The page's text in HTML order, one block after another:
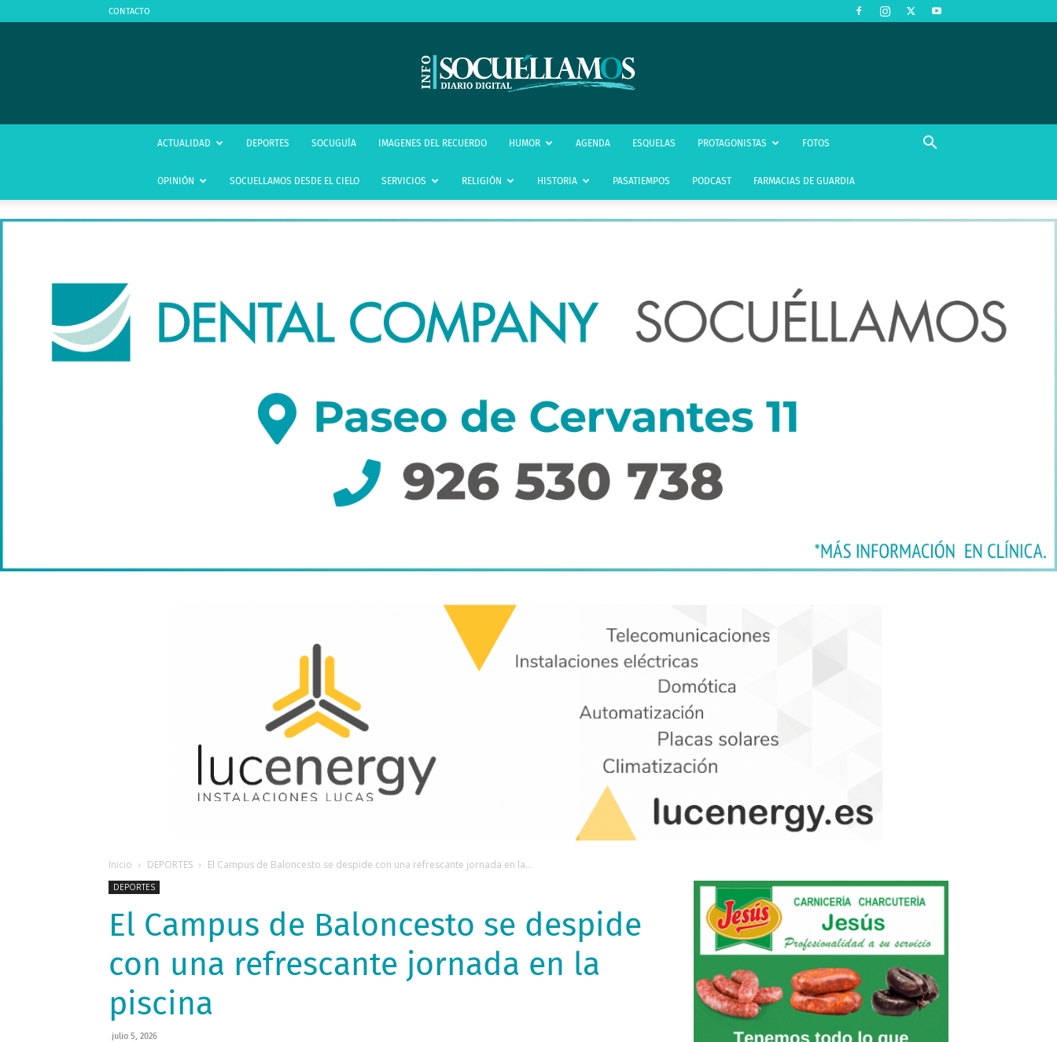
CONTACTO
infoSocuéllamos
ACTUALIDAD DEPORTES SOCUGUÍA IMAGENES DEL RECUERDO HUMOR AGENDA ESQUELAS PROTAGONISTAS FOTOS
OPINIÓN SOCUELLAMOS DESDE EL CIELO SERVICIOS RELIGIÓN HISTORIA PASATIEMPOS PODCAST FARMACIAS DE GUARDIA
Inicio DEPORTES El Campus de Baloncesto se despide con una refrescante jornada en la...
DEPORTES
El Campus de Baloncesto se despide
con una refrescante jornada en la
piscina
julio 5, 2026